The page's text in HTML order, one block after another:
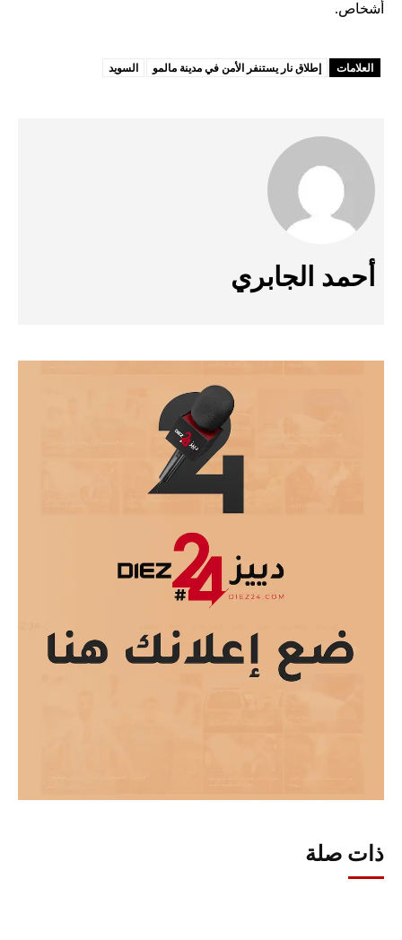
ذات صلة
أشخاص.
العلامات إطلاق نار يستنفر الأمن في مدينة مالمو السويد
أحمد الجابري